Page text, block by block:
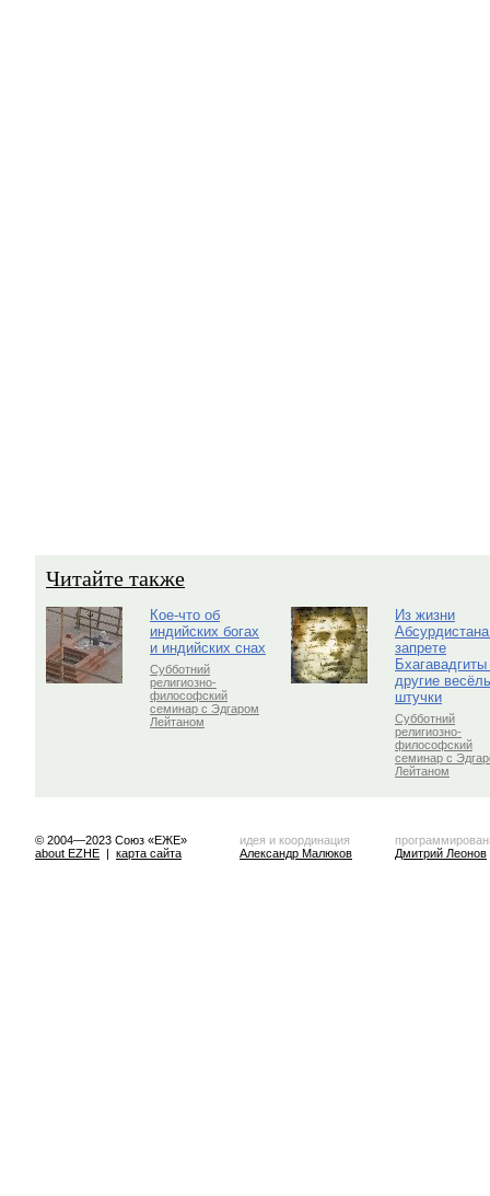
Читайте также
Кое-что об
индийских богах
и индийских снах
Субботний
религиозно-
философский
семинар с Эдгаром
Лейтаном
Из жизни
запрете
Бхагавадгиты
другие
штучки
Субботний
религиозно-
философский
семинар с
Лейтаном
© 2004—2023 Союз «ЕЖЕ»
about EZHE | карта сайта
идея и координация
Александр Малюков
Дмитрий Леонов